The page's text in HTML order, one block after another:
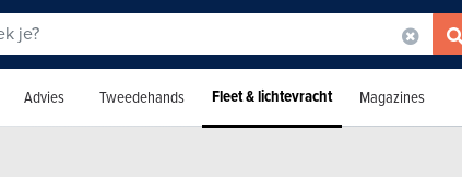
Advies Tweedehands Fleet & lichtevracht Magazines